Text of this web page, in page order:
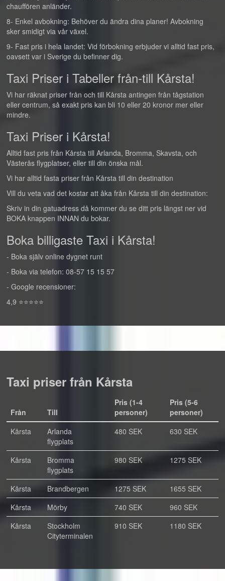
chauffören anländer.
8- Enkel avbokning: Behöver du ändra dina planer! Avbokning
sker smidigt via vår växel.
9- Fast pris i hela landet: Vid förbokning erbjuder vi alltid fast pris,
oavsett var i Sverige du befinner dig.
Taxi Priser i Tabeller från-till Kårsta!
Vi har räknat priser från och till Kårsta antingen från tågstation
eller centrum, så exakt pris kan bli 10 eller 20 kronor mer eller
mindre.
Taxi Priser i Kårsta!
Alltid fast pris från Kårsta till Arlanda, Bromma, Skavsta, och
Västerås flygplatser, eller till din önska mål.
Vi har alltid fasta priser från Kårsta till din destination
Vill du veta vad det kostar att åka från Kårsta till din destination:
Skriv in din gatuadress då kommer du se ditt pris längst ner vid
BOKA knappen INNAN du bokar.
Boka billigaste Taxi i Kårsta!
- Boka själv online dygnet runt
- Boka via telefon: 08-57 15 15 57
- Google recensioner:
4,9 ⭐⭐⭐⭐⭐
Taxi priser från Kårsta
Från Till
Pris (1-4
personer)
Pris (5-6
personer)
Kårsta
Arlanda
flygplats
480 SEK 630 SEK
Kårsta
Bromma
flygplats
980 SEK 1275 SEK
Kårsta Brandbergen 1275 SEK
1655 SEK
Kårsta
Mörby 740 SEK
960 SEK
Kårsta
Stockholm
Cityterminalen
910 SEK 1180 SEK